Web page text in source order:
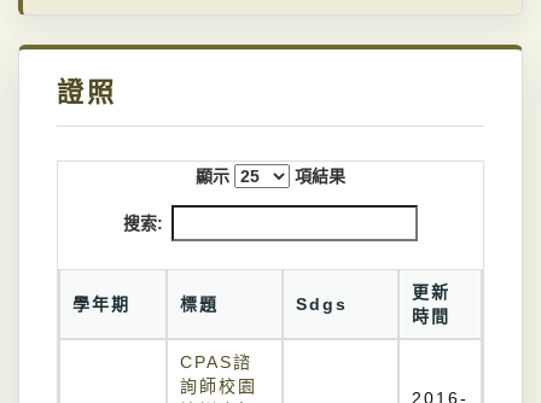
證照
顯示 項結果
搜索:
學年期 標題 Sdgs
更新
時間
CPAS諮
詢師校園
2016-